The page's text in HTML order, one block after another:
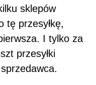
sklepów
tę przesyłkę,
I tylko za
przesyłki